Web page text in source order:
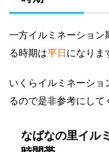
一方イルミネーション
る時期は平日になりま
いくらイルミネーシ
るので是非参考にして
なばなの里イル